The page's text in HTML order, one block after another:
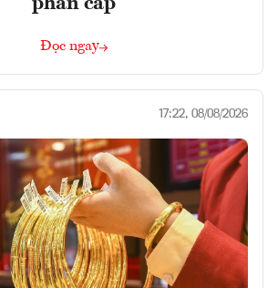
Đọc ngay
17:22, 08/08/2026